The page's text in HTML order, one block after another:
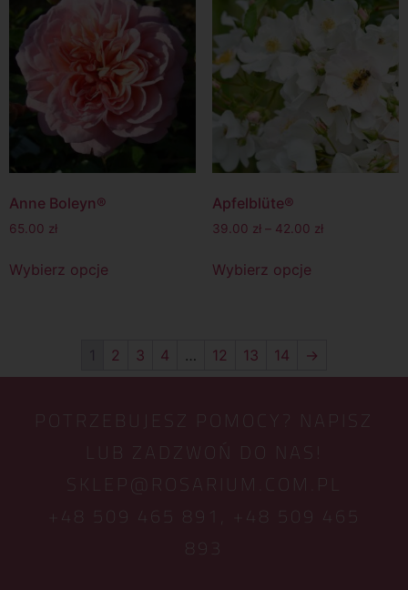
Anne Boleyn®
65.00 zł
Wybierz opcje
Apfelblüte®
39.00 zł – 42.00 zł
Wybierz opcje
1 2 3 4 … 12 13 14 →
POTRZEBUJESZ POMOCY? NAPISZ
LUB ZADZWOŃ DO NAS!
SKLEP@ROSARIUM.COM.PL
+48 509 465 891,
+48 509 465
893